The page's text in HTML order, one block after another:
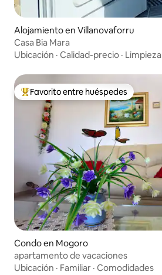
Alojamiento en Villanovaforru
Casa Bia Mara
Ubicación · Calidad-precio · Limpieza
Favorito entre huéspedes preferido
Favorito entre huéspedes
Condo en Mogoro
apartamento de vacaciones
Ubicación · Familiar · Comodidades